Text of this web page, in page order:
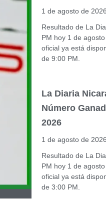
1 de agosto de 2026
Resultado de La
PM hoy 1 de
oficial ya está
de 9:00 PM.
La Diaria
Número
2026
1 de agosto de 2026
Resultado de La
PM hoy 1 de
oficial ya está
de 3:00 PM.